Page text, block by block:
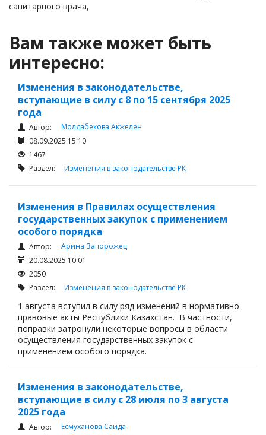
санитарного врача,
Вам также может быть
интересно:
Изменения в законодательстве,
вступающие в силу с 8 по 15 сентября 2025
года
Автор:
Молдабекова Акжелен
08.09.2025 15:10
1467
Раздел: Изменения в законодательстве РК
Изменения в Правилах осуществления
государственных закупок с применением
особого порядка
Автор:
Арина Запорожец
20.08.2025 10:01
2050
Раздел: Изменения в законодательстве РК
1 августа вступил в силу ряд изменений в нормативно-
правовые акты Республики Казахстан. В частности,
поправки затронули некоторые вопросы в области
осуществления государственных закупок с
применением особого порядка.
Изменения в законодательстве,
вступающие в силу с 28 июля по 3 августа
2025 года
Автор: Есмуханова Саида